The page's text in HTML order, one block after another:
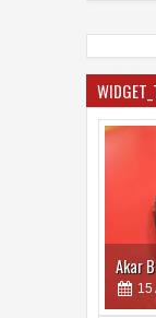
Akar
15